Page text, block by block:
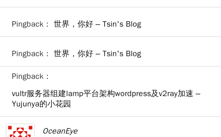
Pingback： 世界，你好 – Tsin's Blog
Pingback： 世界，你好 – Tsin's Blog
Pingback：
vultr服务器组建lamp平台架构wordpress及v2ray加速 –
Yujunya的小花园
OceanEye